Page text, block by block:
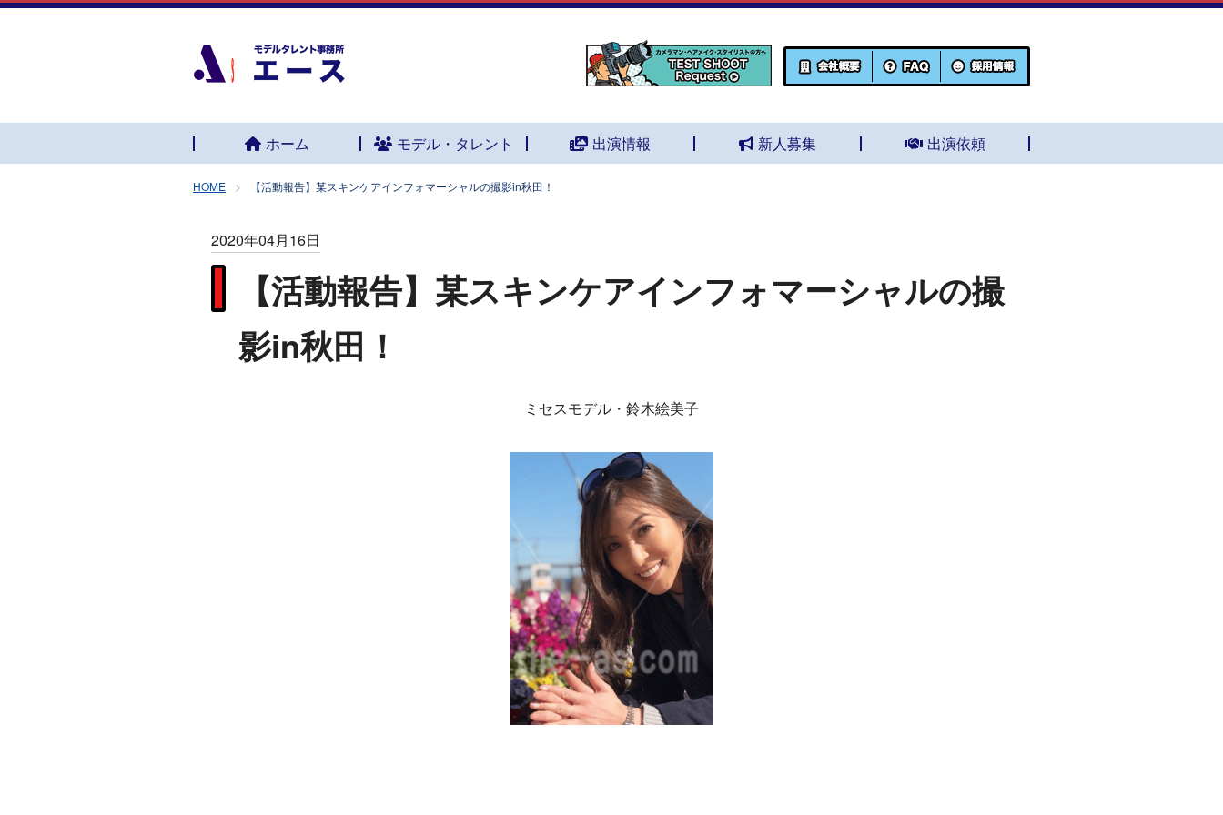
ホーム モデル・タレント 出演情報 新人募集 出演依頼
HOME 【活動報告】某スキンケアインフォマーシャルの撮影in秋田！
2020年04月16日
【活動報告】某スキンケアインフォマーシャルの撮
影in秋田！
ミセスモデル・鈴木絵美子